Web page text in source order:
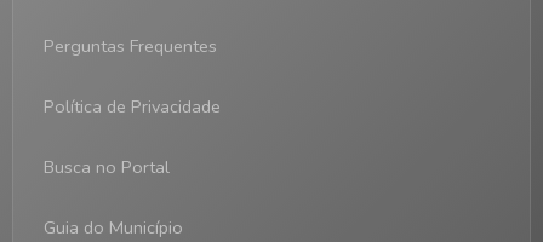
Perguntas Frequentes
Política de Privacidade
Busca no Portal
Guia do Município